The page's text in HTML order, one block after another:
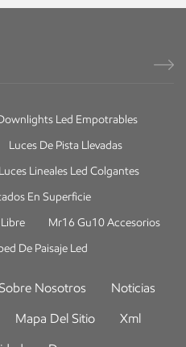
Led Empotrables
Luces De Pista Llevadas
Luces Lineales Led Colgantes
En Superficie
Mr16 Gu10 Accesorios
De Paisaje Led
Sobre Nosotros
Noticias
Mapa Del Sitio
Xml